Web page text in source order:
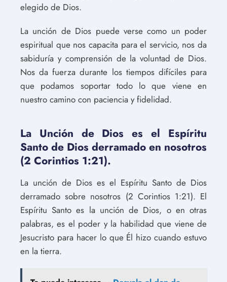
elegido de Dios.
La unción de Dios puede verse como un poder
espiritual que nos capacita para el servicio, nos da
sabiduría y comprensión de la voluntad de Dios.
Nos da fuerza durante los tiempos difíciles para
que podamos soportar todo lo que viene en
nuestro camino con paciencia y fidelidad.
La Unción de Dios es el Espíritu
Santo de Dios derramado en nosotros
(2 Corintios 1:21).
La unción de Dios es el Espíritu Santo de Dios
derramado sobre nosotros (2 Corintios 1:21). El
Espíritu Santo es la unción de Dios, o en otras
palabras, es el poder y la habilidad que viene de
Jesucristo para hacer lo que Él hizo cuando estuvo
en la tierra.